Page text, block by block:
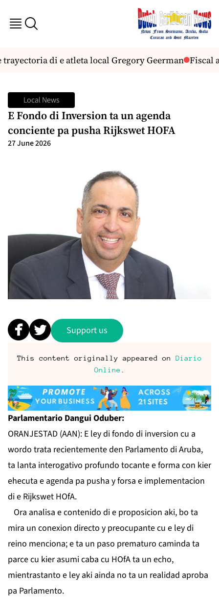
di e atleta local Gregory Geerman Fiscal a
Local News
E Fondo di Inversion ta un agenda
conciente pa pusha Rijkswet HOFA
27 June 2026
Support us
This content originally appeared on Diario
Online
Parlamentario Dangui Oduber:
ORANJESTAD (AAN): E ley di fondo di inversion cu a
wordo trata recientemente den Parlamento di Aruba,
ta lanta interogativo profundo tocante e forma con kier
ehecuta e agenda pa pusha y forsa e implementacion
di e Rijkswet HOfA.
Ora analisa e contenido di e proposicion aki, bo ta
mira un conexion directo y preocupante cu e ley di
reino menciona; e ta un paso prematuro caminda ta
parce cu kier asumi caba cu HOfA ta un echo,
mientrastanto e ley aki ainda no ta un realidad aproba
pa Parlamento.